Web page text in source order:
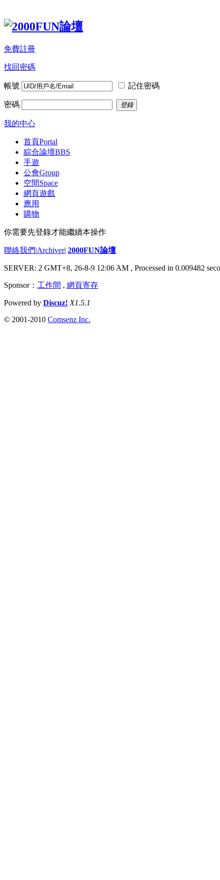
免費註冊
找回密碼
帳號 記住密碼
密碼 登錄
我的中心
首頁Portal
綜合論壇BBS
手遊
公會Group
空間Space
網頁遊戲
應用
購物
你需要先登錄才能繼續本操作
聯絡我們|Archiver| 2000FUN論壇
SERVER: 2 GMT+8, 26-8-9 12:06 AM , Processed in 0.009482
Sponsor： 工作間 , 網頁寄存
Powered by Discuz! X1.5.1
© 2001-2010 Comsenz Inc.